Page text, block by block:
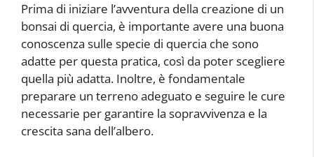
Prima di iniziare l’avventura della creazione di un
bonsai di quercia, è importante avere una buona
conoscenza sulle specie di quercia che sono
adatte per questa pratica, così da poter scegliere
quella più adatta. Inoltre, è fondamentale
preparare un terreno adeguato e seguire le cure
necessarie per garantire la sopravvivenza e la
crescita sana dell’albero.